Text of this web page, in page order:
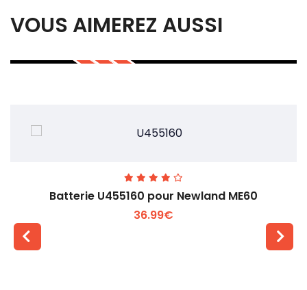
VOUS AIMEREZ AUSSI
Batterie U455160 pour Newland ME60
36.99€